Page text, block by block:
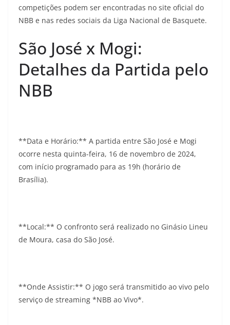
competições podem ser encontradas no site oficial do
NBB e nas redes sociais da Liga Nacional de Basquete.
São José x Mogi:
Detalhes da Partida pelo
NBB
**Data e Horário:** A partida entre São José e Mogi
ocorre nesta quinta-feira, 16 de novembro de 2024,
com início programado para as 19h (horário de
Brasília).
**Local:** O confronto será realizado no Ginásio Lineu
de Moura, casa do São José.
**Onde Assistir:** O jogo será transmitido ao vivo pelo
serviço de streaming *NBB ao Vivo*.